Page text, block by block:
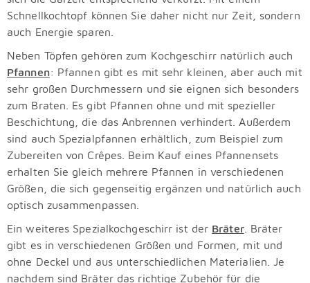
Schnellkochtopf können Sie daher nicht nur Zeit, sondern
auch Energie sparen.
Neben Töpfen gehören zum Kochgeschirr natürlich auch
Pfannen: Pfannen gibt es mit sehr kleinen, aber auch mit
sehr großen Durchmessern und sie eignen sich besonders
zum Braten. Es gibt Pfannen ohne und mit spezieller
Beschichtung, die das Anbrennen verhindert. Außerdem
sind auch Spezialpfannen erhältlich, zum Beispiel zum
Zubereiten von Crêpes. Beim Kauf eines Pfannensets
erhalten Sie gleich mehrere Pfannen in verschiedenen
Größen, die sich gegenseitig ergänzen und natürlich auch
optisch zusammenpassen.
Ein weiteres Spezialkochgeschirr ist der Bräter. Bräter
gibt es in verschiedenen Größen und Formen, mit und
ohne Deckel und aus unterschiedlichen Materialien. Je
nachdem sind Bräter das richtige Zubehör für die